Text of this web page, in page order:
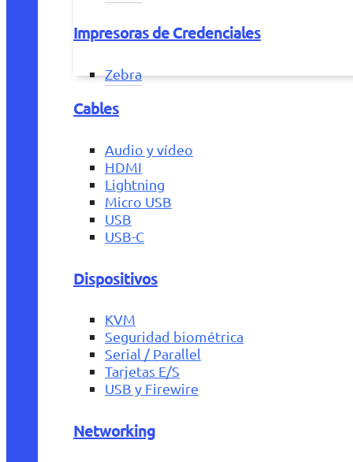
Impresoras de Credenciales
Zebra
Cables
Audio y vídeo
HDMI
Lightning
Micro USB
USB
USB-C
Dispositivos
KVM
Seguridad biométrica
Serial / Parallel
Tarjetas E/S
USB y Firewire
Networking